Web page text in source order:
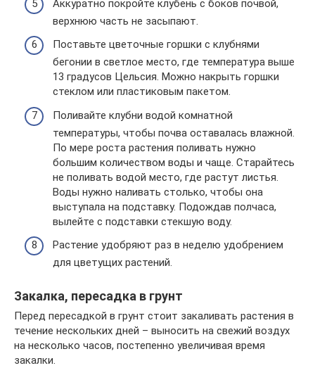
Аккуратно покройте клубень с боков почвой,
верхнюю часть не засыпают.
Поставьте цветочные горшки с клубнями
бегонии в светлое место, где температура выше
13 градусов Цельсия. Можно накрыть горшки
стеклом или пластиковым пакетом.
Поливайте клубни водой комнатной
температуры, чтобы почва оставалась влажной.
По мере роста растения поливать нужно
большим количеством воды и чаще. Старайтесь
не поливать водой место, где растут листья.
Воды нужно наливать столько, чтобы она
выступала на подставку. Подождав полчаса,
вылейте с подставки стекшую воду.
Растение удобряют раз в неделю удобрением
для цветущих растений.
Закалка, пересадка в грунт
Перед пересадкой в грунт стоит закаливать растения в
течение нескольких дней – выносить на свежий воздух
на несколько часов, постепенно увеличивая время
закалки.